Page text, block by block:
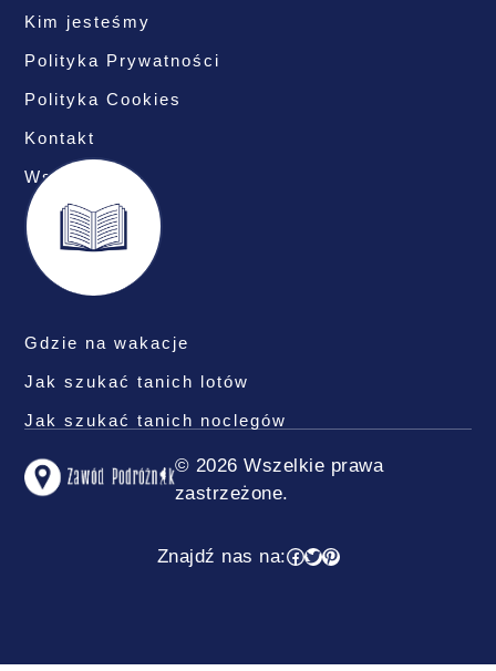
Kim jesteśmy
Polityka Prywatności
Polityka Cookies
Kontakt
Współpraca
Gdzie na wakacje
Jak szukać tanich lotów
Jak szukać tanich noclegów
© 2026 Wszelkie prawa
zastrzeżone.
Znajdź nas na:Facebook
Twitter
Pinterest